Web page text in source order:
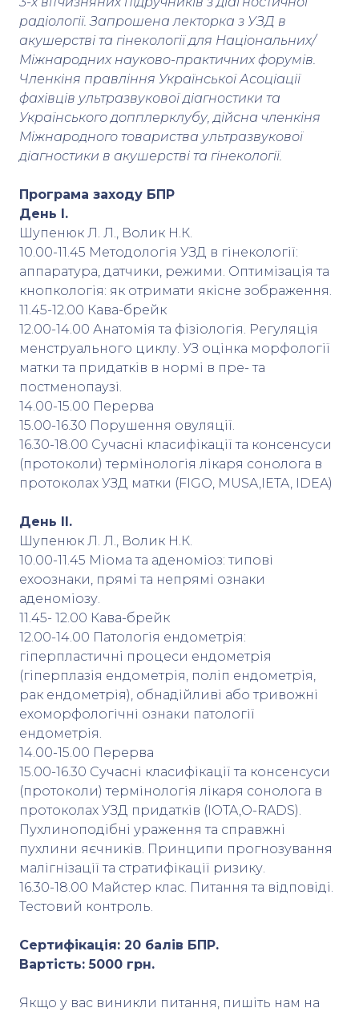
радіології. Запрошена лекторка з УЗД в
акушерстві та гінекології для Національних/
Міжнародних науково-практичних форумів.
Членкіня правління Української Асоціації
фахівців ультразвукової діагностики та
Українського допплерклубу, дійсна членкіня
Міжнародного товариства ультразвукової
діагностики в акушерстві та гінекології.
Програма заходу БПР
День І.
Шупенюк Л. Л., Волик Н.К.
10.00-11.45 Методологія УЗД в гінекології:
аппаратура, датчики, режими. Оптимізація та
кнопкологія: як отримати якісне зображення.
11.45-12.00 Кава-брейк
12.00-14.00 Анатомія та фізіологія. Регуляція
менструального циклу. УЗ оцінка морфології
матки та придатків в нормі в пре- та
постменопаузі.
14.00-15.00 Перерва
15.00-16.30 Порушення овуляції.
16.30-18.00 Сучасні класифікації та консенсуси
(протоколи) термінологія лікаря сонолога в
протоколах УЗД матки (FIGO, MUSA,IETA, IDEA)
День ІІ.
Шупенюк Л. Л., Волик Н.К.
10.00-11.45 Міома та аденоміоз: типові
ехоознаки, прямі та непрямі ознаки
аденоміозу.
11.45- 12.00 Кава-брейк
12.00-14.00 Патологія ендометрія:
гіперпластичні процеси ендометрія
(гіперплазія ендометрія, поліп ендометрія,
рак ендометрія), обнадійливі або тривожні
ехоморфологічні ознаки патології
ендометрія.
14.00-15.00 Перерва
15.00-16.30 Сучасні класифікації та консенсуси
(протоколи) термінологія лікаря сонолога в
протоколах УЗД придатків (IOTA,O-RADS).
Пухлиноподібні ураження та справжні
пухлини яєчників. Принципи прогнозування
малігнізації та стратифікації ризику.
16.30-18.00 Майстер клас. Питання та відповіді.
Тестовий контроль.
Cертифікація: 20 балів БПР.
Вартість: 5000 грн.
Якщо у вас виникли питання, пишіть нам на